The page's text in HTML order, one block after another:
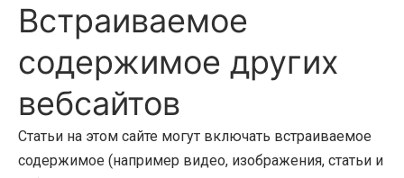
Встраиваемое
содержимое других
вебсайтов
Статьи на этом сайте могут включать встраиваемое
содержимое (например видео, изображения, статьи и